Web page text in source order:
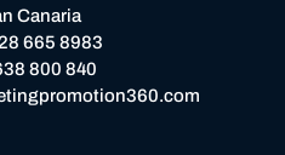
Canaria
665 8983
800 840